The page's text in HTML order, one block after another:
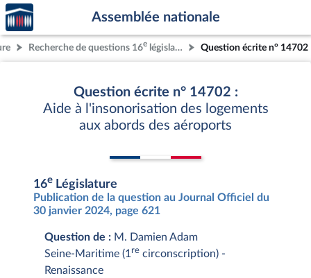
Aller au contenu
Aller en bas de la page
Accèder
à la
page
d'accueil
Assemblée nationale
Recherche de questions 16e législature Question écrite n° 14702
Question écrite n° 14702 :
Aide à l'insonorisation des logements
aux abords des aéroports
16e Législature
Publication de la question au Journal Officiel du
30 janvier 2024, page 621
Question de : M. Damien Adam
Seine-Maritime (1 re circonscription) -
Renaissance